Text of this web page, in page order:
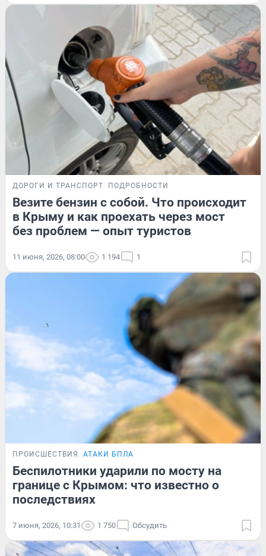
ДОРОГИ И ТРАНСПОРТ ПОДРОБНОСТИ
Везите бензин с собой. Что происходит
в Крыму и как проехать через мост
без проблем — опыт туристов
11 июня, 2026, 08:00 1 194 1
ПРОИСШЕСТВИЯ АТАКИ БПЛА
Беспилотники ударили по мосту на
границе с Крымом: что известно о
последствиях
7 июня, 2026, 10:31 1 750 Обсудить